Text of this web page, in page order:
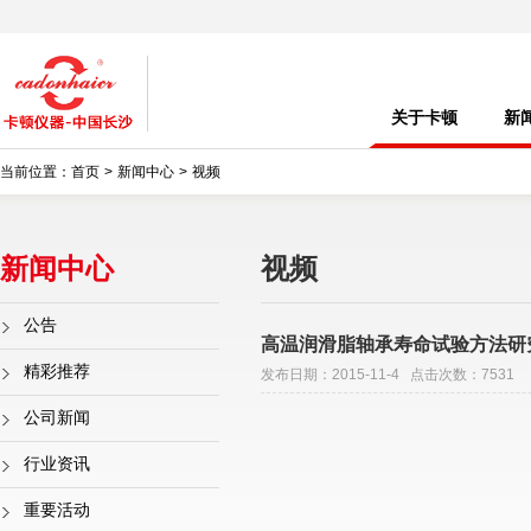
关于卡顿 新
当前位置： 首页 > 新闻中心 > 视频
新闻中心
公告
精彩推荐
公司新闻
行业资讯
重要活动
视频
高温润滑脂轴承寿命试验方法
发布日期：2015-11-4 点击次数：7531